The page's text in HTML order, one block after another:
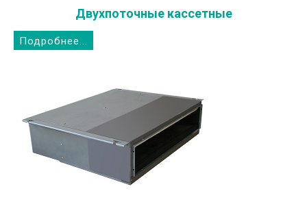
Двухпоточные кассетные
Подробнее...